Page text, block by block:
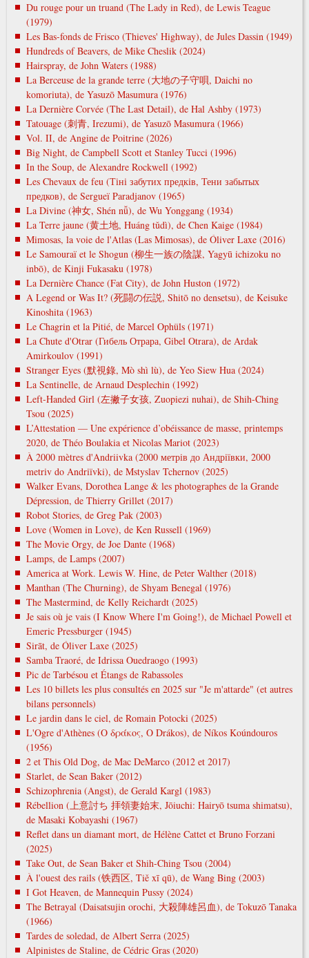
Du rouge pour un truand (The Lady in Red), de Lewis Teague
(1979)
Les Bas-fonds de Frisco (Thieves' Highway), de Jules Dassin (1949)
Hundreds of Beavers, de Mike Cheslik (2024)
Hairspray, de John Waters (1988)
La Berceuse de la grande terre (大地の子守唄, Daichi no
komoriuta), de Yasuzō Masumura (1976)
La Dernière Corvée (The Last Detail), de Hal Ashby (1973)
Tatouage (刺青, Irezumi), de Yasuzō Masumura (1966)
Vol. II, de Angine de Poitrine (2026)
Big Night, de Campbell Scott et Stanley Tucci (1996)
In the Soup, de Alexandre Rockwell (1992)
Les Chevaux de feu (Тіні забутих предків, Тени забытых
предков), de Sergueï Paradjanov (1965)
La Divine (神女, Shén nǚ), de Wu Yonggang (1934)
La Terre jaune (黄土地, Huáng tǔdì), de Chen Kaige (1984)
Mimosas, la voie de l'Atlas (Las Mimosas), de Óliver Laxe (2016)
Le Samouraï et le Shogun (柳生一族の陰謀, Yagyū ichizoku no
inbō), de Kinji Fukasaku (1978)
La Dernière Chance (Fat City), de John Huston (1972)
A Legend or Was It? (死闘の伝説, Shitō no densetsu), de Keisuke
Kinoshita (1963)
Le Chagrin et la Pitié, de Marcel Ophüls (1971)
La Chute d'Otrar (Гибель Отрара, Gibel Otrara), de Ardak
Amirkoulov (1991)
Stranger Eyes (默視錄, Mò shì lù), de Yeo Siew Hua (2024)
La Sentinelle, de Arnaud Desplechin (1992)
Left-Handed Girl (左撇子女孩, Zuopiezi nuhai), de Shih-Ching
Tsou (2025)
L’Attestation — Une expérience d’obéissance de masse, printemps
2020, de Théo Boulakia et Nicolas Mariot (2023)
À 2000 mètres d'Andriivka (2000 метрів до Андріївки, 2000
metrіv do Andrіїvki), de Mstyslav Tchernov (2025)
Walker Evans, Dorothea Lange & les photographes de la Grande
Dépression, de Thierry Grillet (2017)
Robot Stories, de Greg Pak (2003)
Love (Women in Love), de Ken Russell (1969)
The Movie Orgy, de Joe Dante (1968)
Lamps, de Lamps (2007)
America at Work. Lewis W. Hine, de Peter Walther (2018)
Manthan (The Churning), de Shyam Benegal (1976)
The Mastermind, de Kelly Reichardt (2025)
Je sais où je vais (I Know Where I'm Going!), de Michael Powell et
Emeric Pressburger (1945)
Sirāt, de Óliver Laxe (2025)
Samba Traoré, de Idrissa Ouedraogo (1993)
Pic de Tarbésou et Étangs de Rabassoles
Les 10 billets les plus consultés en 2025 sur "Je m'attarde" (et autres
bilans personnels)
Le jardin dans le ciel, de Romain Potocki (2025)
L'Ogre d'Athènes (Ο δράκος, O Drákos), de Níkos Koúndouros
(1956)
2 et This Old Dog, de Mac DeMarco (2012 et 2017)
Starlet, de Sean Baker (2012)
Schizophrenia (Angst), de Gerald Kargl (1983)
Rébellion (上意討ち 拝領妻始末, Jōiuchi: Hairyō tsuma shimatsu),
de Masaki Kobayashi (1967)
Reflet dans un diamant mort, de Hélène Cattet et Bruno Forzani
(2025)
Take Out, de Sean Baker et Shih-Ching Tsou (2004)
À l'ouest des rails (铁西区, Tiě xī qū), de Wang Bing (2003)
I Got Heaven, de Mannequin Pussy (2024)
The Betrayal (Daisatsujin orochi, 大殺陣雄呂血), de Tokuzō Tanaka
(1966)
Tardes de soledad, de Albert Serra (2025)
Alpinistes de Staline, de Cédric Gras (2020)